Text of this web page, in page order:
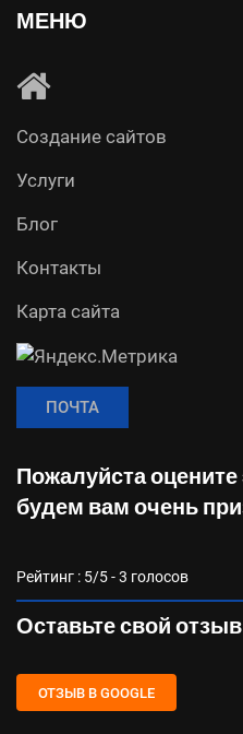
МЕНЮ
Создание сайтов
Услуги
Блог
Контакты
Карта сайта
ПОЧТА
Пожалуйста
будем вам очень
Рейтинг : 5/5 -3 голосов
Оставьте свой
ОТЗЫВ В GOOGLE